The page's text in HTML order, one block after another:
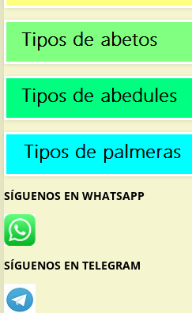
SÍGUENOS EN WHATSAPP
SÍGUENOS EN TELEGRAM